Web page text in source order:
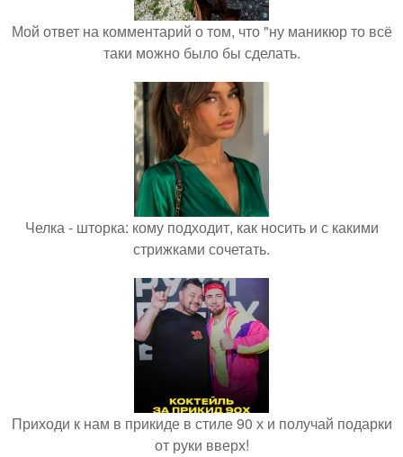
Мой ответ на комментарий о том, что "ну маникюр то всё
таки можно было бы сделать.
Челка - шторка: кому подходит, как носить и с какими
стрижками сочетать.
Приходи к нам в прикиде в стиле 90 х и получай подарки
от руки вверх!